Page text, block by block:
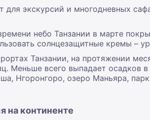
для экскурсий и многодневных
небо Танзании в марте
солнцезащитные кремы –
Танзании, на протяжении
Меньше всего выпадает осадков
Нгоронгоро, озеро Маньяра,
на континенте